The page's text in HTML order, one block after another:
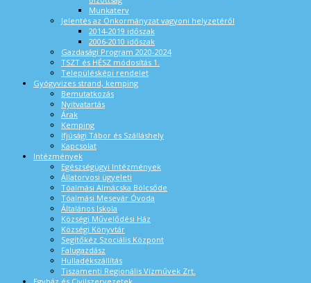
Munkaterv
Jelentés az Önkormányzat vagyoni helyzetéről
2014-2019 időszak
2006-2010 időszak
Gazdasági Program 2020-2024
TSZT és HÉSZ módosítás 1.
Településképi rendelet
Gyógyvizes strand, kemping
Bemutatkozás
Nyitvatartás
Árak
Kemping
Ifjúsági Tábor és Szálláshely
Kapcsolat
Intézmények
Egészségügyi Intézmények
Állatorvosi ügyeleti
Tóalmási Almácska Bölcsőde
Tóalmási Mesevár Óvoda
Általános Iskola
Községi Művelődési Ház
Községi Könyvtár
Segítőkéz Szociális Központ
Falugazdász
Hulladékszállítás
Tiszamenti Regionális Vízművek Zrt.